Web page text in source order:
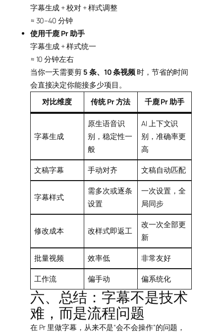
字幕生成 + 校对 + 样式调整
≈ 30–40 分钟
使用千鹿 Pr 助手
字幕生成 + 样式统一
≈ 10 分钟左右
当你一天需要剪 5 条、10 条视频 时，节省的时间
会直接决定你能接多少项目。
对比维度
传统 Pr 方法 千鹿 Pr 助手
字幕生成
原生语音识
别，稳定性一
般
AI 上下文识
别，准确率更
高
文稿字幕 手动对齐 文稿自动匹配
字幕样式
需多次或逐条
设置
一次设置，全
局同步
修改成本 改样式即返工
改一次全部更
新
批量视频 效率低 非常友好
工作流 偏手动 偏系统化
六、总结：字幕不是技术
难，而是流程问题
在 Pr 里做字幕，从来不是“会不会操作”的问题，